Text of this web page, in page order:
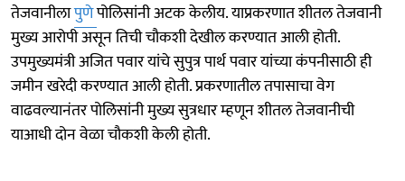
तेजवानीलापुणेपोलिसांनी अटक केलीय. याप्रकरणात शीतल तेजवानी
मुख्य आरोपी असून तिची चौकशी देखील करण्यात आली होती.
उपमुख्यमंत्री अजित पवार यांचे सुपुत्र पार्थ पवार यांच्या कंपनीसाठी ही
जमीन खरेदी करण्यात आली होती. प्रकरणातील तपासाचा वेग
वाढवल्यानंतर पोलिसांनी मुख्य सुत्रधार म्हणून शीतल तेजवानीची
याआधी दोन वेळा चौकशी केली होती.